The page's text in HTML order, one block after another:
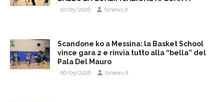
10/05/2026 binews.it
Scandone ko a Messina: la Basket School
vince gara 2 e rinvia tutto alla “bella” del
Pala Del Mauro
06/05/2026 binews.it